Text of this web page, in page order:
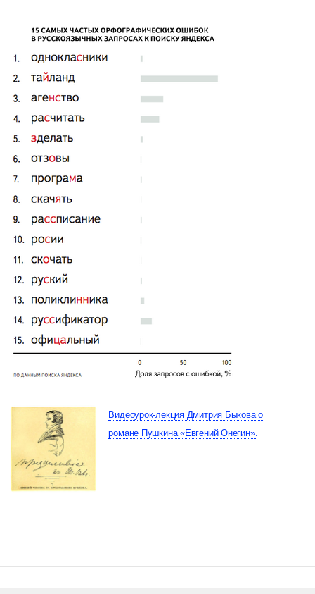
Видеоурок-лекция Дмитрия Быкова о
романе Пушкина «Евгений Онегин».